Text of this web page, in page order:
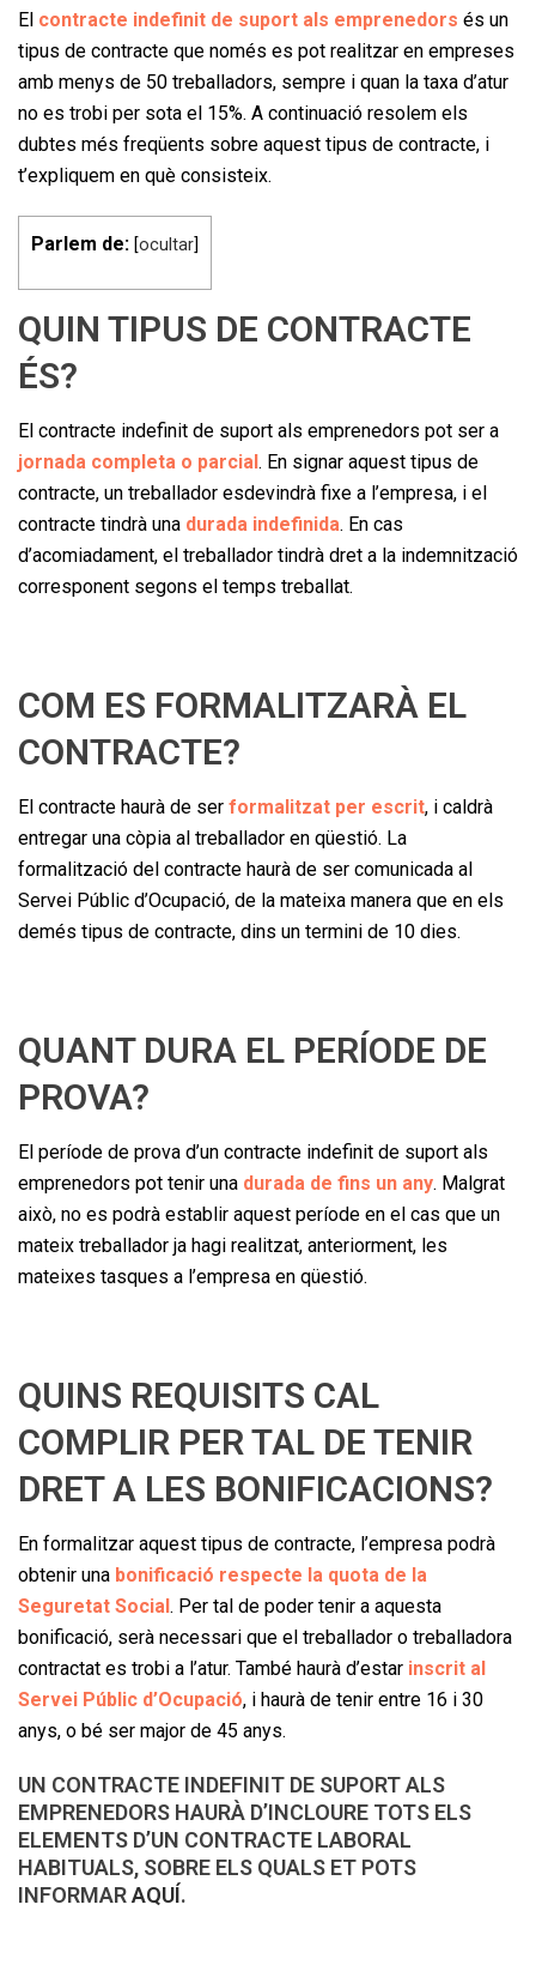
El contracte indefinit de suport als emprenedors és un
tipus de contracte que només es pot realitzar en empreses
amb menys de 50 treballadors, sempre i quan la taxa d’atur
no es trobi per sota el 15%. A continuació resolem els
dubtes més freqüents sobre aquest tipus de contracte, i
t’expliquem en què consisteix.
Parlem de: [ocultar]
QUIN TIPUS DE CONTRACTE
ÉS?
El contracte indefinit de suport als emprenedors pot ser a
jornada completa o parcial. En signar aquest tipus de
contracte, un treballador esdevindrà fixe a l’empresa, i el
contracte tindrà una durada indefinida. En cas
d’acomiadament, el treballador tindrà dret a la indemnització
corresponent segons el temps treballat.
COM ES FORMALITZARÀ EL
CONTRACTE?
El contracte haurà de ser formalitzat per escrit, i caldrà
entregar una còpia al treballador en qüestió. La
formalització del contracte haurà de ser comunicada al
Servei Públic d’Ocupació, de la mateixa manera que en els
demés tipus de contracte, dins un termini de 10 dies.
QUANT DURA EL PERÍODE DE
PROVA?
El període de prova d’un contracte indefinit de suport als
emprenedors pot tenir una durada de fins un any. Malgrat
això, no es podrà establir aquest període en el cas que un
mateix treballador ja hagi realitzat, anteriorment, les
mateixes tasques a l’empresa en qüestió.
QUINS REQUISITS CAL
COMPLIR PER TAL DE TENIR
DRET A LES BONIFICACIONS?
En formalitzar aquest tipus de contracte, l’empresa podrà
obtenir una bonificació respecte la quota de la
Seguretat Social. Per tal de poder tenir a aquesta
bonificació, serà necessari que el treballador o treballadora
contractat es trobi a l’atur. També haurà d’estar inscrit al
Servei Públic d’Ocupació, i haurà de tenir entre 16 i 30
anys, o bé ser major de 45 anys.
UN CONTRACTE INDEFINIT DE SUPORT ALS
EMPRENEDORS HAURÀ D’INCLOURE TOTS ELS
ELEMENTS D’UN CONTRACTE LABORAL
HABITUALS, SOBRE ELS QUALS ET POTS
INFORMARAQUÍ.